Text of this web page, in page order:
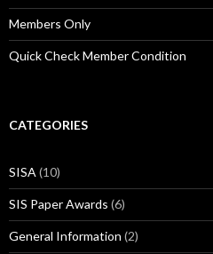
Members Only
Quick Check Member Condition
CATEGORIES
SISA (10)
SIS Paper Awards (6)
General Information (2)